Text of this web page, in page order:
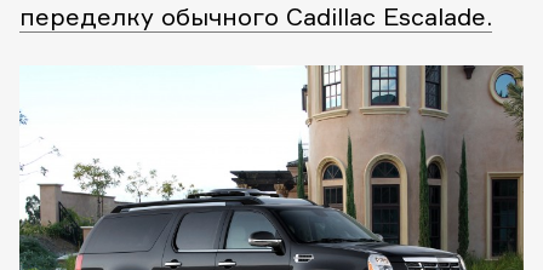
переделку обычного Cadillac Escalade.